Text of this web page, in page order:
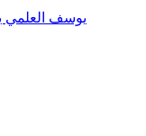
يوسف العلمي